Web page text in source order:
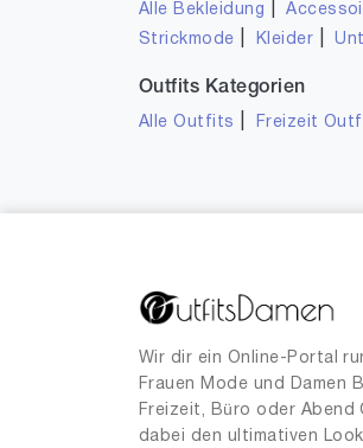
Alle Bekleidung |
Strickmode
Kleider |
Outfits Kategorien
Alle Outfits Freizeit
Wir dir ein Online-Portal
Frauen Mode und Damen
Freizeit, Büro oder
dabei den ultimativen